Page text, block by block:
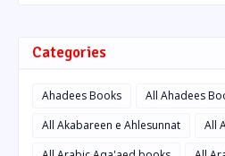
Categories
Ahadees Books
All Ahadees
All Akabareen e Ahlesunnat
All